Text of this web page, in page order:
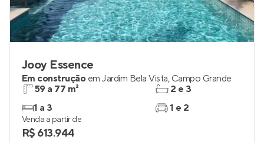
Jooy Essence
Em construção em Jardim Bela Vista, Campo Grande
59 a 77 m²
1 a 3
2 e 3
1 e 2
Venda a partir de
R$ 613.944